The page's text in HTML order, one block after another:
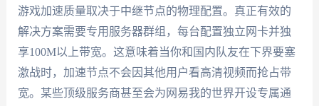
游戏加速质量取决于中继节点的物理配置。真正有效的
解决方案需要专用服务器群组，每台配置独立网卡并独
享100M以上带宽。这意味着当你和国内队友在下界要塞
激战时，加速节点不会因其他用户看高清视频而抢占带
宽。某些顶级服务商甚至会为网易我的世界开设专属通